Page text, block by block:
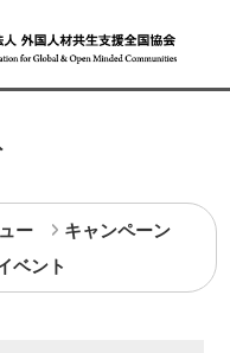
ー
キャンペーン
ベント